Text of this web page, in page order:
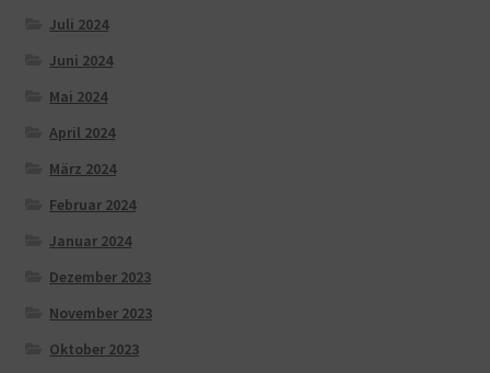
Juli 2024
Juni 2024
Mai 2024
April 2024
März 2024
Februar 2024
Januar 2024
Dezember 2023
November 2023
Oktober 2023